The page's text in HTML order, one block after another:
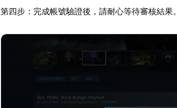
第四步：完成帳號驗證後，請耐心等待審核結果。